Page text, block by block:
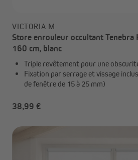
VICTORIA M
Store enrouleur occultant
160 cm, blanc
Triple revêtement pour une
Fixation par serrage et vissage
de fenêtre de 15 à 25 mm)
38,99 €